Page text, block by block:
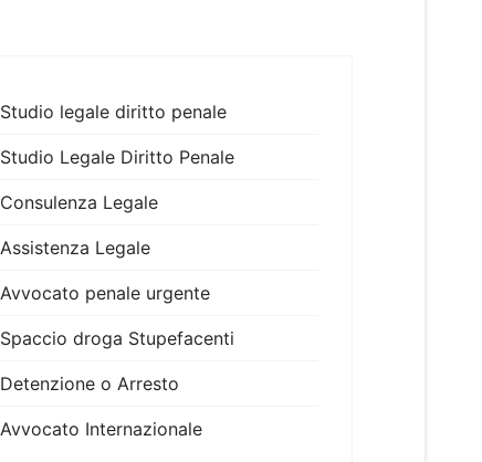
Studio legale diritto penale
Studio Legale Diritto Penale
Consulenza Legale
Assistenza Legale
Avvocato penale urgente
Spaccio droga Stupefacenti
Detenzione o Arresto
Avvocato Internazionale